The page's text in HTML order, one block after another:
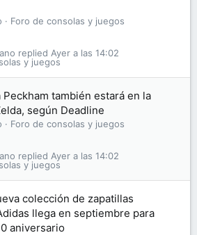
Foro de consolas y juegos
y juegos
Ayer a las 14:02
Peckham también estará en la
según Deadline
Foro de consolas y juegos
y juegos
Ayer a las 14:02
colección de zapatillas
llega en septiembre para
aniversario